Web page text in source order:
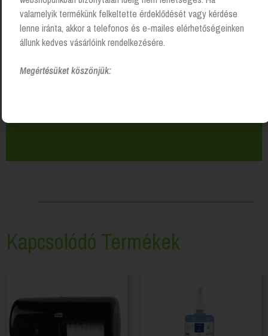
Kapcsolódó Termékek
valamelyik termékünk felkeltette érdeklődését vagy kérdése
lenne iránta, akkor a telefonos és e-mailes elérhetőségeinken
állunk kedves vásárlóink rendelkezésére.
Megértésüket köszönjük: